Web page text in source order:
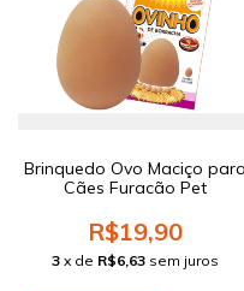
Brinquedo Ovo Maciço para
Cães Furacão Pet
R$19,90
3 x de R$6,63 sem juros